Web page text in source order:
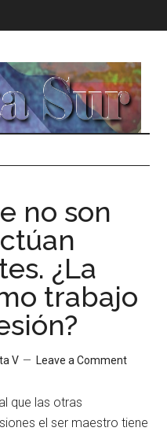
no son
¿La
trabajo
V Leave a Comment
que las otras
el ser maestro tiene